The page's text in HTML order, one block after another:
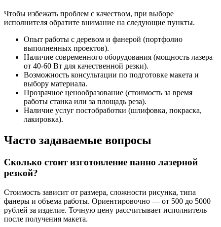
Чтобы избежать проблем с качеством, при выборе
исполнителя обратите внимание на следующие пункты.
Опыт работы с деревом и фанерой (портфолио
выполненных проектов).
Наличие современного оборудования (мощность лазера
от 40-60 Вт для качественной резки).
Возможность консультации по подготовке макета и
выбору материала.
Прозрачное ценообразование (стоимость за время
работы станка или за площадь реза).
Наличие услуг постобработки (шлифовка, покраска,
лакировка).
Часто задаваемые вопросы
Сколько стоит изготовление панно лазерной
резкой?
Стоимость зависит от размера, сложности рисунка, типа
фанеры и объема работы. Ориентировочно — от 500 до 5000
рублей за изделие. Точную цену рассчитывает исполнитель
после получения макета.